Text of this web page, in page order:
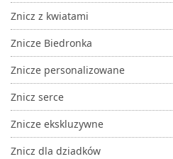
Znicz z kwiatami
Znicze Biedronka
Znicze personalizowane
Znicz serce
Znicze ekskluzywne
Znicz dla dziadków